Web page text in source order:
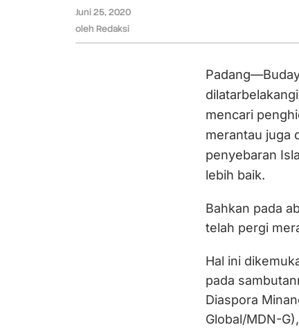
Juni 25, 2020
oleh Redaksi
mencari
merantau juga
penyebaran
lebih baik.
Bahkan pada
telah pergi
Hal ini
pada
Diaspora
Global/MDN-